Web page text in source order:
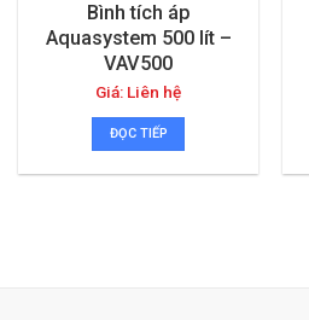
Bình tích áp
Aquasystem 500 lít –
VAV500
Giá: Liên hệ
ĐỌC TIẾP